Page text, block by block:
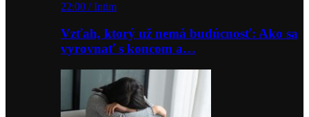
22:00 / Intim
Vzťah, ktorý už nemá budúcnosť: Ako sa
vyrovnať s koncom a…